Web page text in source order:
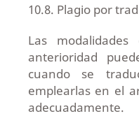
10.8. Plagio por
Las
anterioridad
cuando se
emplearlas en el
adecuadamente.